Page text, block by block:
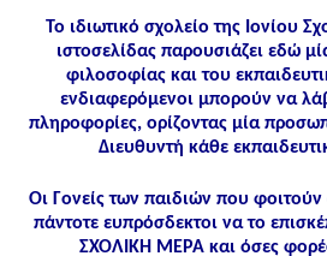
Το ιδιωτικό σχολείο της Ιονίου
ιστοσελίδας παρουσιάζει εδώ
φιλοσοφίας και του
ενδιαφερόμενοι μπορούν να
πληροφορίες, ορίζοντας μία
Διευθυντή κάθε
Οι Γονείς των παιδιών που φοιτούν
πάντοτε ευπρόσδεκτοι να το
ΣΧΟΛΙΚΗ ΜΕΡΑ και όσες